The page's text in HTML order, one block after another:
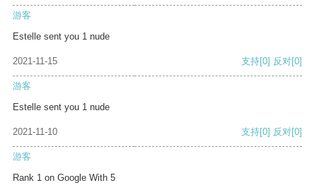
游客
Estelle sent you 1 nude
2021-11-15 支持[0] 反对[0]
游客
Estelle sent you 1 nude
2021-11-10 支持[0] 反对[0]
游客
Rank 1 on Google With 5